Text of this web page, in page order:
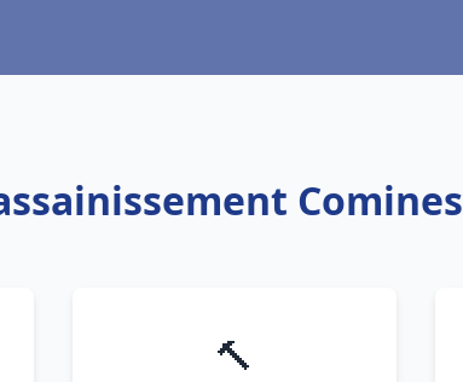
Comines
🔨